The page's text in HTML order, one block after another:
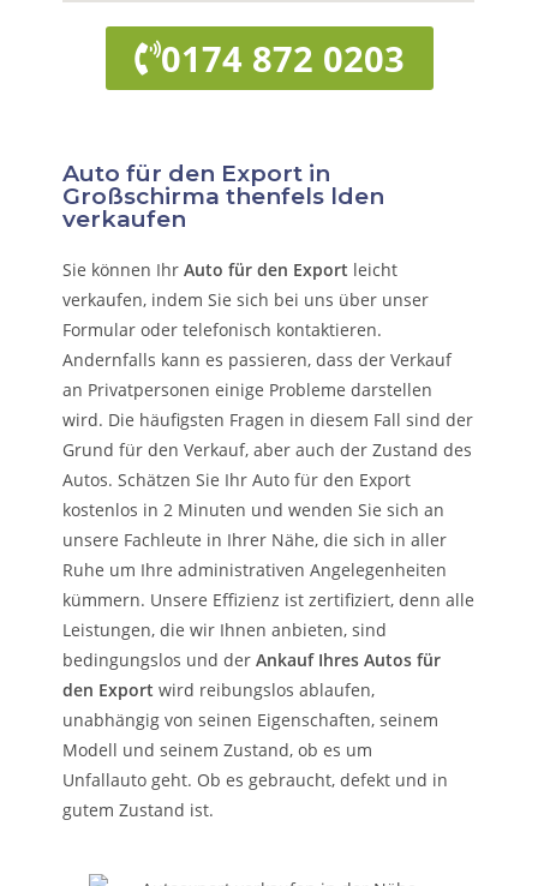
0174 872 0203
Auto für den Export in
Großschirma thenfels lden
verkaufen
Sie können IhrAuto für den Export leicht
verkaufen, indem Sie sich bei uns über unser
Formular oder telefonisch kontaktieren.
Andernfalls kann es passieren, dass der Verkauf
an Privatpersonen einige Probleme darstellen
wird. Die häufigsten Fragen in diesem Fall sind der
Grund für den Verkauf, aber auch der Zustand des
Autos. Schätzen Sie Ihr Auto für den Export
kostenlos in 2 Minuten und wenden Sie sich an
unsere Fachleute in Ihrer Nähe, die sich in aller
Ruhe um Ihre administrativen Angelegenheiten
kümmern. Unsere Effizienz ist zertifiziert, denn alle
Leistungen, die wir Ihnen anbieten, sind
bedingungslos und derAnkauf Ihres Autos für
den Export wird reibungslos ablaufen,
unabhängig von seinen Eigenschaften, seinem
Modell und seinem Zustand, ob es um
Unfallauto geht. Ob es gebraucht, defekt und in
gutem Zustand ist.